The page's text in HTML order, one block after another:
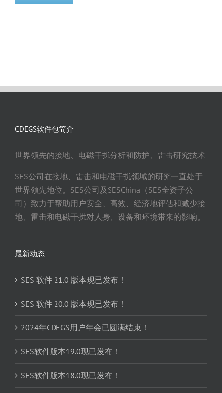
CDEGS软件包简介
世界领先的接地、电磁干扰分析和防护、雷击研究技术
SES公司在接地、雷击和电磁干扰领域的研究一直处于
世界领先地位。SES公司及SESChina（SES全资子公
司）致力于帮助用户安全、高效、经济地评估和减少接
地、雷击和电磁干扰对人身、设备和环境带来的影响。
最新动态
SES 软件 21.0 版本现已发布！
SES 软件 20.0 版本现已发布！
2024年CDEGS用户年会已圆满结束！
SES软件版本19.0现已发布！
SES软件版本18.0现已发布！